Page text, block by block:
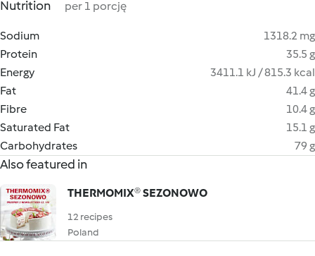
Nutrition per 1 porcję
Sodium
1318.2 mg
Protein
35.5 g
Energy
3411.1 kJ / 815.3 kcal
Fat
41.4 g
Fibre
10.4 g
Saturated Fat
15.1 g
Carbohydrates
79 g
Also featured in
THERMOMIX® SEZONOWO
12 recipes
Poland